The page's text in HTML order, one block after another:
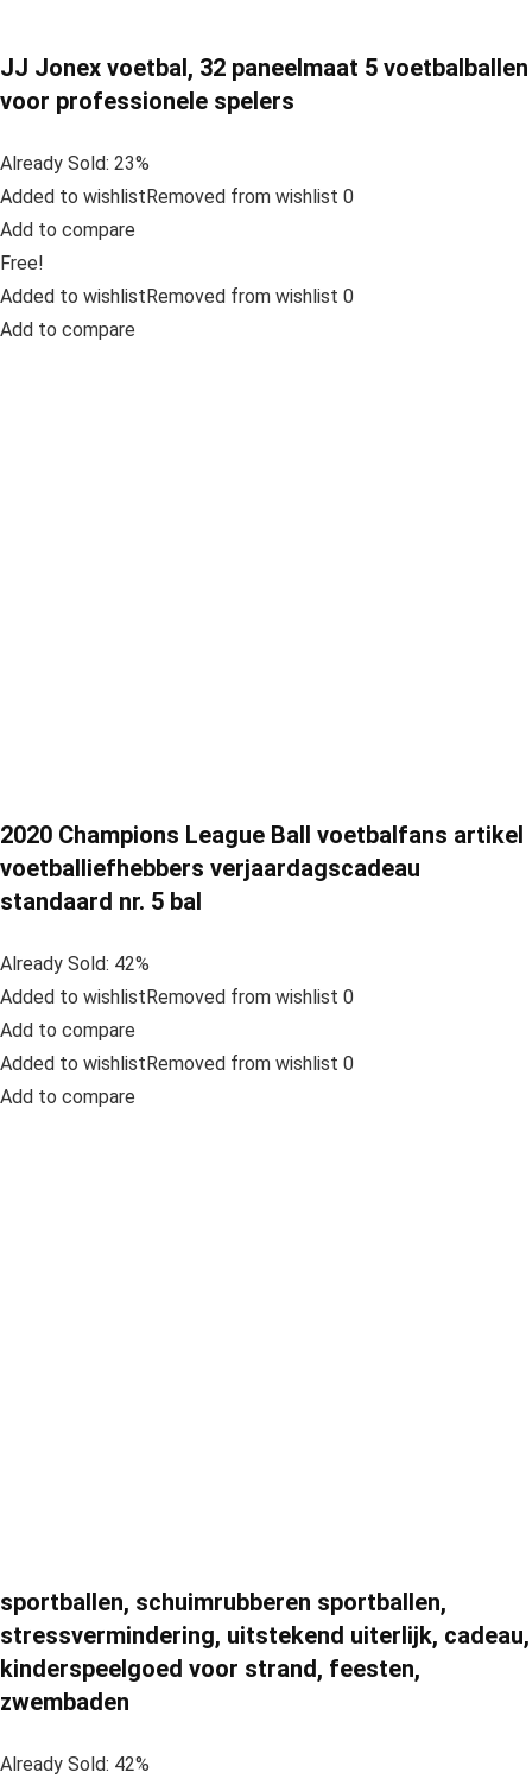
JJ Jonex voetbal, 32 paneelmaat 5 voetbalballen
voor professionele spelers
Already Sold: 23%
Added to wishlistRemoved from wishlist 0
Add to compare
Free!
Added to wishlistRemoved from wishlist 0
Add to compare
2020 Champions League Ball voetbalfans artikel
voetballiefhebbers verjaardagscadeau
standaard nr. 5 bal
Already Sold: 42%
Added to wishlistRemoved from wishlist 0
Add to compare
Added to wishlistRemoved from wishlist 0
Add to compare
sportballen, schuimrubberen sportballen,
stressvermindering, uitstekend uiterlijk, cadeau,
kinderspeelgoed voor strand, feesten,
zwembaden
Already Sold: 42%